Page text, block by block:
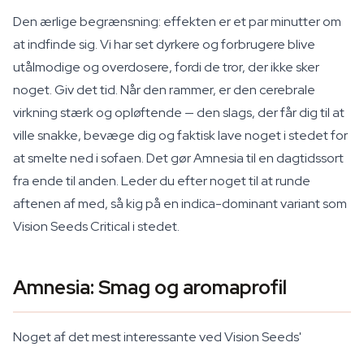
Den ærlige begrænsning: effekten er et par minutter om
at indfinde sig. Vi har set dyrkere og forbrugere blive
utålmodige og overdosere, fordi de tror, der ikke sker
noget. Giv det tid. Når den rammer, er den cerebrale
virkning stærk og opløftende — den slags, der får dig til at
ville snakke, bevæge dig og faktisk lave noget i stedet for
at smelte ned i sofaen. Det gør Amnesia til en dagtidssort
fra ende til anden. Leder du efter noget til at runde
aftenen af med, så kig på en indica-dominant variant som
Vision Seeds Critical i stedet.
Amnesia: Smag og aromaprofil
Noget af det mest interessante ved Vision Seeds'